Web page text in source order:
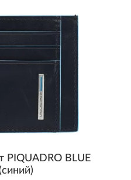
PIQUADRO BLUE